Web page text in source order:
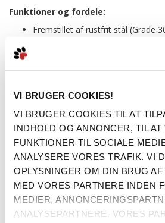
VI BRUGER COOKIES!
VI BRUGER COOKIES TIL AT
INDHOLD OG ANNONCER, TIL AT
FUNKTIONER TIL SOCIALE
ANALYSERE VORES TRAFIK. VI
OPLYSNINGER OM DIN BRUG
MED VORES PARTNERE INDEN
MEDIER,
ANALYSEPARTNERE. VORES
Funktioner og fordele:
Fremstillet af rustfrit stål (Grade
Skridsikker gummibase sikrer
Tilgængelige størrelser:
S/M: 700 ml
M/L: 1400 ml
Mere information
BESKRIVELSE